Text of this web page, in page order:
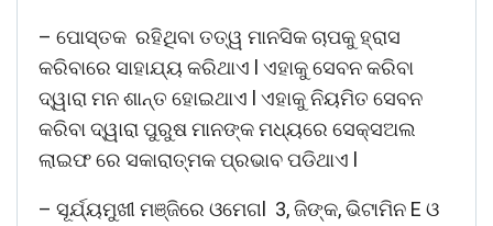
– ପୋସ୍ତକ ରହିଥିବା ତତ୍ୱ ମାନସିକ ଚାପକୁ ହ୍ରାସ
କରିବାରେ ସାହାଯ୍ୟ କରିଥାଏ l ଏହାକୁ ସେବନ କରିବା
ଦ୍ୱାରା ମନ ଶାନ୍ତ ହୋଇଥାଏ l ଏହାକୁ ନିୟମିତ ସେବନ
କରିବା ଦ୍ୱାରା ପୁରୁଷ ମାନଙ୍କ ମଧ୍ୟରେ ସେକ୍ସଅଲ
ଲାଇଫ ରେ ସକାରାତ୍ମକ ପ୍ରଭାବ ପଡିଥାଏ l
– ସୂର୍ଯ୍ୟମୁଖୀ ମଞ୍ଜିରେ ଓମେଗl 3, ଜିଙ୍କ, ଭିଟାମିନ E ଓ